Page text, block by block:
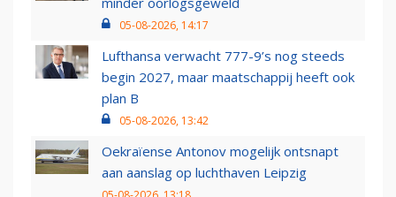
05-08-2026, 14:17
Lufthansa verwacht 777-9’s nog steeds
begin 2027, maar maatschappij heeft ook
plan B
05-08-2026, 13:42
Oekraïense Antonov mogelijk ontsnapt
aan aanslag op luchthaven Leipzig